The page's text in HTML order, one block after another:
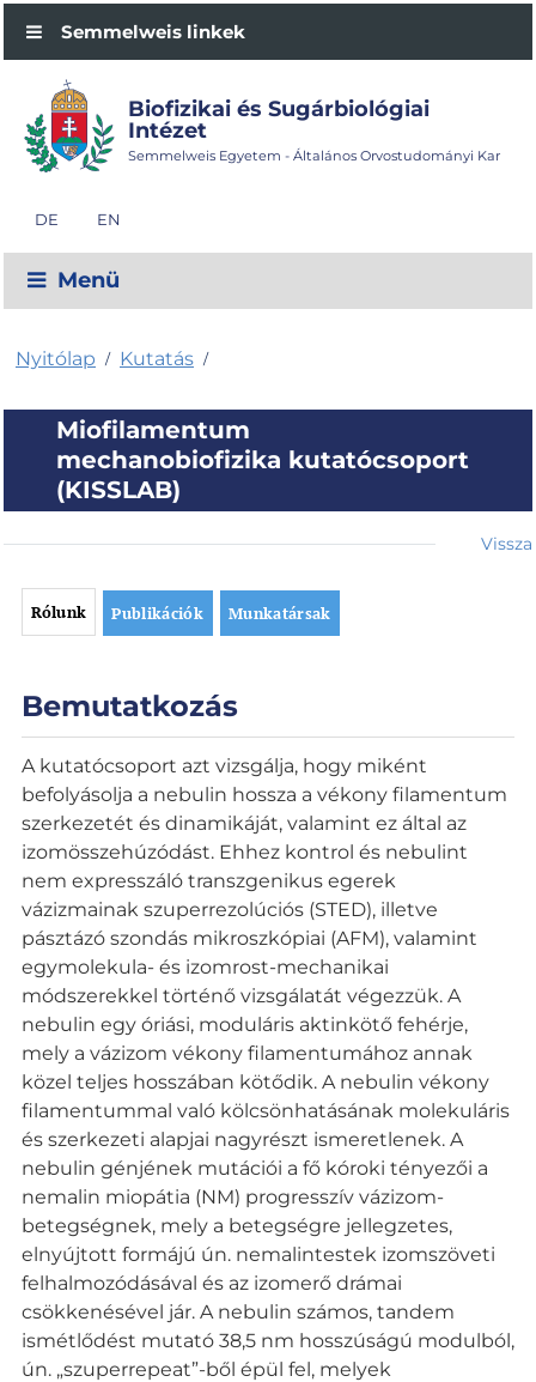
Semmelweis linkek
Biofizikai és Sugárbiológiai
Intézet
Semmelweis Egyetem - Általános Orvostudományi Kar
DE EN
Menü
Nyitólap / Kutatás /
Miofilamentum
mechanobiofizika kutatócsoport
(KISSLAB)
Vissza
Rólunk Publikációk Munkatársak
ó
u
n
k
Bemutatkozás
A kutatócsoport azt vizsgálja, hogy miként
befolyásolja a nebulin hossza a vékony filamentum
szerkezetét és dinamikáját, valamint ez által az
izomösszehúzódást. Ehhez kontrol és nebulint
nem expresszáló transzgenikus egerek
vázizmainak szuperrezolúciós (STED), illetve
pásztázó szondás mikroszkópiai (AFM), valamint
egymolekula- és izomrost-mechanikai
módszerekkel történő vizsgálatát végezzük. A
nebulin egy óriási, moduláris aktinkötő fehérje,
mely a vázizom vékony filamentumához annak
közel teljes hosszában kötődik. A nebulin vékony
filamentummal való kölcsönhatásának molekuláris
és szerkezeti alapjai nagyrészt ismeretlenek. A
nebulin génjének mutációi a fő kóroki tényezői a
nemalin miopátia (NM) progresszív vázizom-
betegségnek, mely a betegségre jellegzetes,
elnyújtott formájú ún. nemalintestek izomszöveti
felhalmozódásával és az izomerő drámai
csökkenésével jár. A nebulin számos, tandem
ismétlődést mutató 38,5 nm hosszúságú modulból,
ún. „szuperrepeat”-ből épül fel, melyek